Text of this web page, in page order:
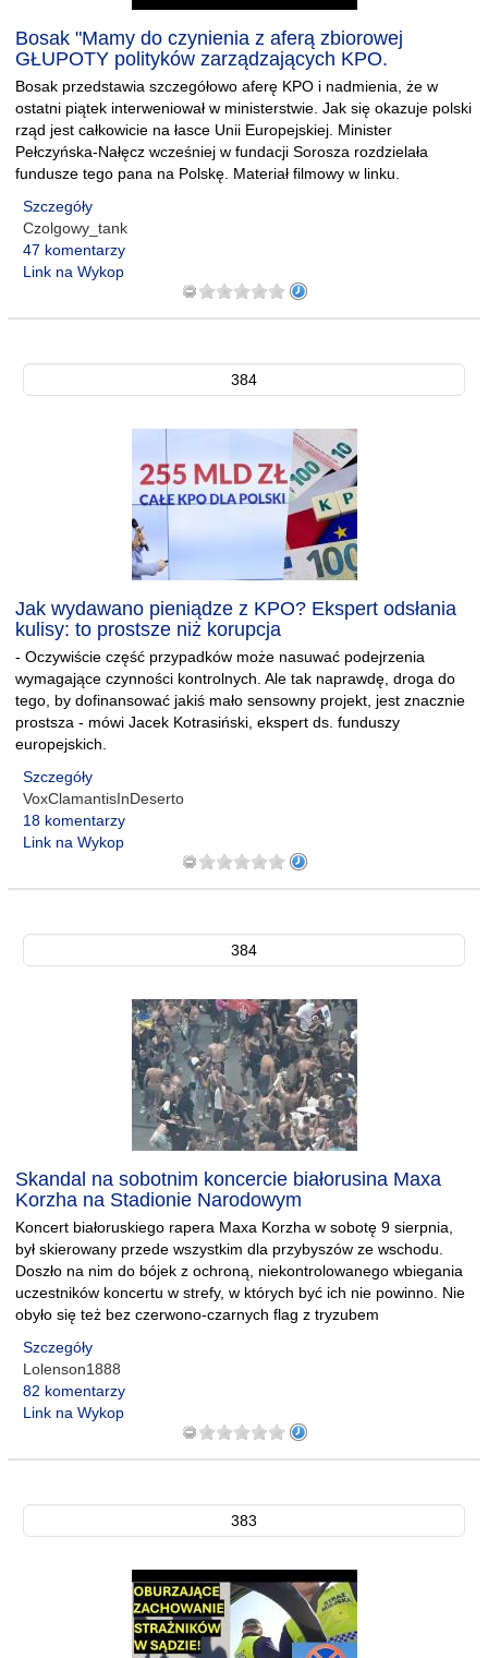
Bosak "Mamy do czynienia z aferą zbiorowej
GŁUPOTY polityków zarządzających KPO.
Bosak przedstawia szczegółowo aferę KPO i nadmienia, że w
ostatni piątek interweniował w ministerstwie. Jak się okazuje polski
rząd jest całkowicie na łasce Unii Europejskiej. Minister
Pełczyńska-Nałęcz wcześniej w fundacji Sorosza rozdzielała
fundusze tego pana na Polskę. Materiał filmowy w linku.
Szczegóły
Czolgowy_tank
47 komentarzy
Link na Wykop
384
Jak wydawano pieniądze z KPO? Ekspert odsłania
kulisy: to prostsze niż korupcja
- Oczywiście część przypadków może nasuwać podejrzenia
wymagające czynności kontrolnych. Ale tak naprawdę, droga do
tego, by dofinansować jakiś mało sensowny projekt, jest znacznie
prostsza - mówi Jacek Kotrasiński, ekspert ds. funduszy
europejskich.
Szczegóły
VoxClamantisInDeserto
18 komentarzy
Link na Wykop
384
Skandal na sobotnim koncercie białorusina Maxa
Korzha na Stadionie Narodowym
Koncert białoruskiego rapera Maxa Korzha w sobotę 9 sierpnia,
był skierowany przede wszystkim dla przybyszów ze wschodu.
Doszło na nim do bójek z ochroną, niekontrolowanego wbiegania
uczestników koncertu w strefy, w których być ich nie powinno. Nie
obyło się też bez czerwono-czarnych flag z tryzubem
Szczegóły
Lolenson1888
82 komentarzy
Link na Wykop
383